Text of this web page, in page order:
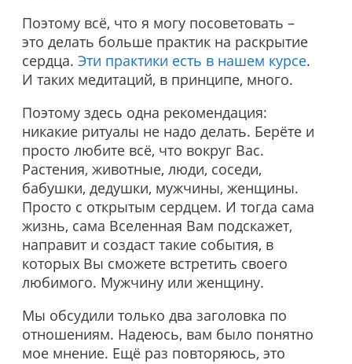
Поэтому всё, что я могу посоветовать –
это делать больше практик на раскрытие
сердца. Эти практики есть в нашем курсе.
И таких медитаций, в принципе, много.
Поэтому здесь одна рекомендация:
никакие ритуалы не надо делать. Берёте и
просто любите всё, что вокруг Вас.
Растения, животные, люди, соседи,
бабушки, дедушки, мужчины, женщины.
Просто с открытым сердцем. И тогда сама
жизнь, сама Вселенная Вам подскажет,
направит и создаст такие события, в
которых Вы сможете встретить своего
любимого. Мужчину или женщину.
Мы обсудили только два заголовка по
отношениям. Надеюсь, вам было понятно
мое мнение. Ещё раз повторяюсь, это